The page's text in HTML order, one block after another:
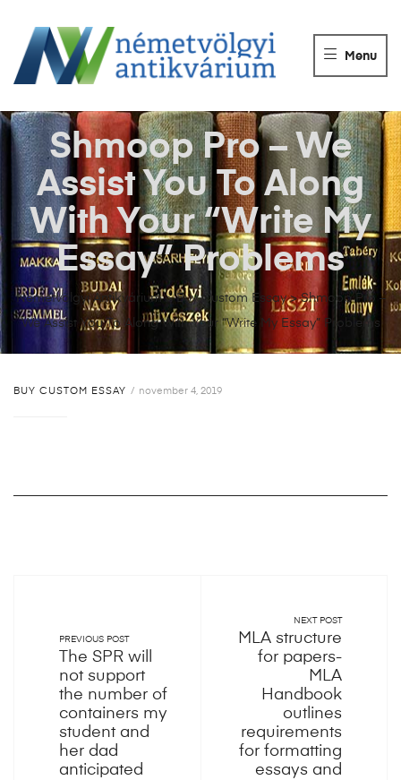
ANTIKVÁRIUM
Könyvek
eladása.
Menu
Németvölgyi Antikvárium>Buy Custom Essay>Shmoop Pro –
We Assist You To Along With Your “Write My Essay” Problems
Shmoop Pro – We
Assist You To Along
With Your “Write My
Essay” Problems
BUY CUSTOM ESSAY november 4, 2019
PREVIOUS POST
The SPR will
not support
the number of
containers my
student and
her dad
anticipated
NEXT POST
MLA structure
for papers-
MLA
Handbook
outlines
requirements
for formatting
essays and